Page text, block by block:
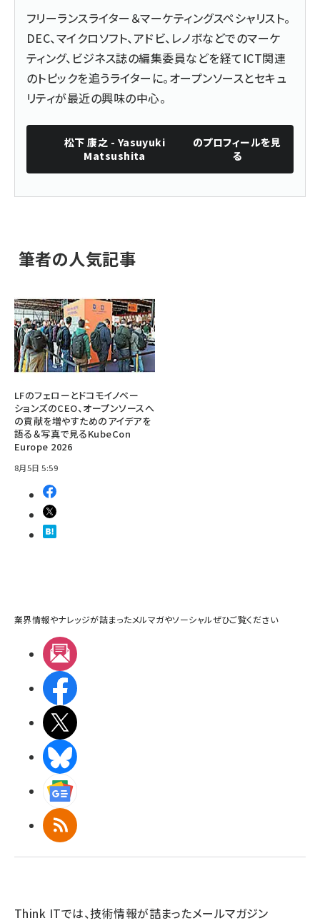
フリーランスライター＆マーケティングスペシャリスト。
DEC、マイクロソフト、アドビ、レノボなどでのマーケ
ティング、ビジネス誌の編集委員などを経てICT関連
のトピックを追うライターに。オープンソースとセキュ
リティが最近の興味の中心。
松下 康之 - Yasuyuki
Matsushita
のプロフィールを見
る
筆者の人気記事
LFのフェローとドコモイノベー
ションズのCEO、オープンソースへ
の貢献を増やすためのアイデアを
語る＆写真で見るKubeCon
Europe 2026
8月5日 5:59
業界情報やナレッジが詰まったメルマガやソーシャルぜひご覧ください
RSS
Think ITでは、技術情報が詰まったメールマガジン